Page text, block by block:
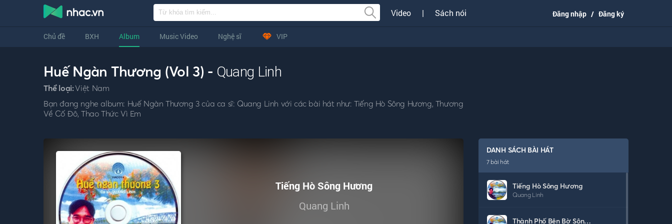
Video | Sách nói Đăng nhập / Đăng ký
Chủ đề BXH Album Music Video Nghệ sĩ VIP
Huế Ngàn Thương (Vol 3) - Quang Linh
Thể loại:Việt Nam
Bạn đang nghe album: Huế Ngàn Thương 3 của ca sĩ: Quang Linh với các bài hát như: Tiếng Hò Sông Hương, Thương
Về Cố Đô, Thao Thức Vì Em
Tiếng Hò Sông Hương
Quang Linh
DANH SÁCH BÀI HÁT
7bài hát
Tiếng Hò Sông Hương
Quang Linh
Thành Phố Bên Bờ Sông Hương